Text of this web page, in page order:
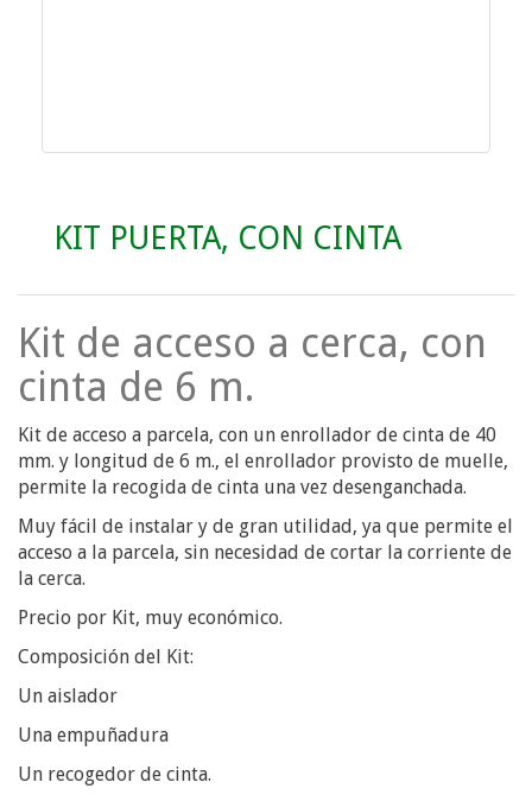
KIT PUERTA, CON CINTA
Kit de acceso a cerca, con
cinta de 6 m.
Kit de acceso a parcela, con un enrollador de cinta de 40
mm. y longitud de 6 m., el enrollador provisto de muelle,
permite la recogida de cinta una vez desenganchada.
Muy fácil de instalar y de gran utilidad, ya que permite el
acceso a la parcela, sin necesidad de cortar la corriente de
la cerca.
Precio por Kit, muy económico.
Composición del Kit:
Un aislador
Una empuñadura
Un recogedor de cinta.